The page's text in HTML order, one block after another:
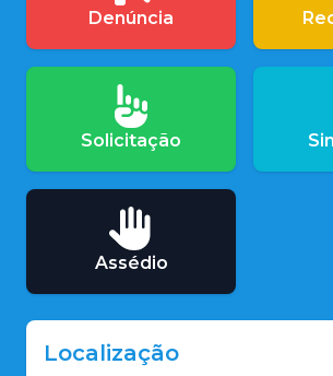
Denúncia
Solicitação
Assédio
Localização